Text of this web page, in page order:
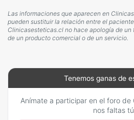
Las informaciones que aparecen en
pueden sustituir la relación entre el
Clinicasesteticas.cl no hace apología de
de un producto comercial o de un servicio.
Tenemos ganas de
Anímate a participar en el foro de
nos faltas